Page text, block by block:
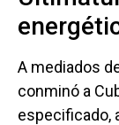
A mediados
conminó a
especificado,